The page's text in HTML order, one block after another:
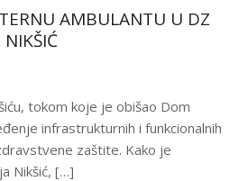
AMBULANTU U DZ
tokom koje je obišao Dom
infrastrukturnih i funkcionalnih
zaštite. Kako je
Nikšić, […]